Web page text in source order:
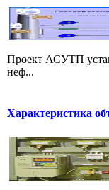
Проект АСУТП
неф...
Характеристика